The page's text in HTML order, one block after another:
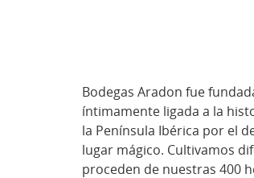
Bodegas Aradon fue
íntimamente ligada a la
la Península Ibérica por el
lugar mágico. Cultivamos
proceden de nuestras 400